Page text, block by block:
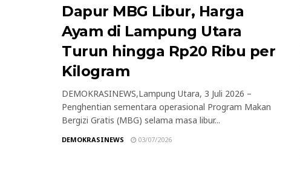
Dapur MBG Libur, Harga
Ayam di Lampung Utara
Turun hingga Rp20 Ribu per
Kilogram
DEMOKRASINEWS,Lampung Utara, 3 Juli 2026 –
Penghentian sementara operasional Program Makan
Bergizi Gratis (MBG) selama masa libur...
DEMOKRASINEWS 03/07/2026